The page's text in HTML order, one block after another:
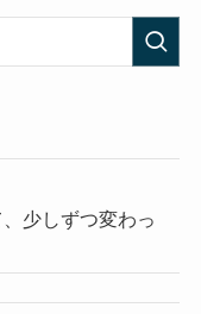
少しずつ変わっ